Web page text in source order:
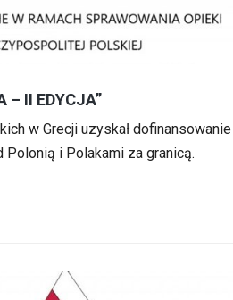
– II EDYCJA”
w Grecji uzyskał
i Polakami za granicą.